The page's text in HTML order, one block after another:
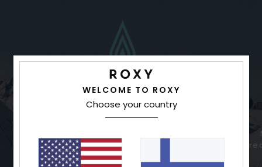
conditions.
WELCOME TO ROXY
Choose your country